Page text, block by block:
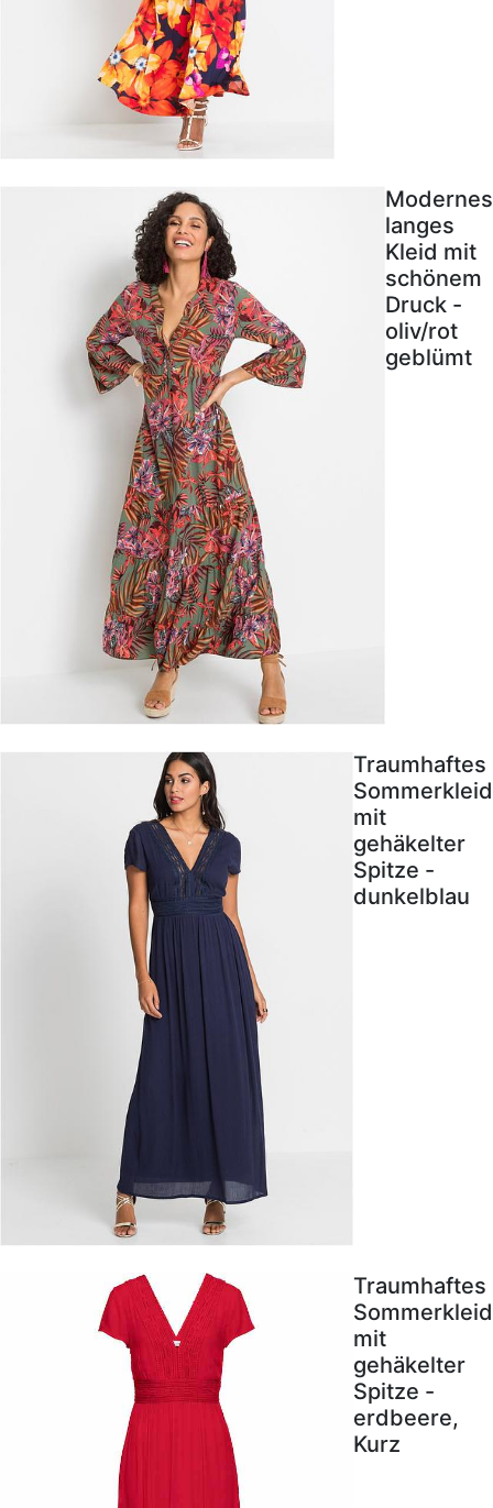
Modernes
langes
Kleid mit
schönem
Druck -
oliv/rot
geblümt
Traumhaftes
Sommerkleid
mit
gehäkelter
Spitze -
dunkelblau
Traumhaftes
Sommerkleid
mit
gehäkelter
Spitze -
erdbeere,
Kurz